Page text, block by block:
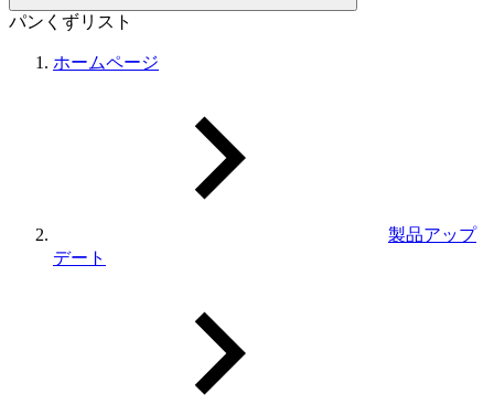
パンくずリスト
ホームページ
製品アップ
デート